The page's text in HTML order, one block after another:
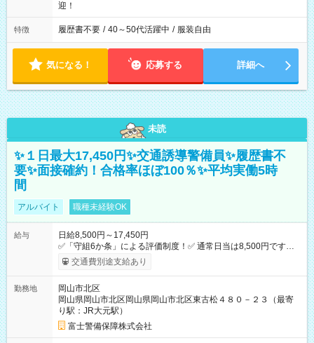
迎！
特徴 履歴書不要 / 40～50代活躍中 / 服装自由
気になる！ 応募する 詳細へ
未読
✨１日最大17,450円✨交通誘導警備員✨履歴書不
要✨面接確約！合格率ほぼ100％✨平均実働5時
間
アルバイト 職種未経験OK
給与
日給8,500円～17,450円
✅「守組6か条」による評価制度！✅ 通常日当は8,500円ですが
上記評価制度により「S級隊員」と認定されれば10,000円の日当
を支給します。 (1)上記勤務者が交通2級資格者の場合10,000円
14,375円 (3)上記現場が日祝深夜の場合 17,250円 (4)上記勤務
者が現場までの運転者の場合17,250+200円＝17,450円 -----------
------------------------------- *最高日当額 17,450円* （実働時間5
時間の場合、時給3,490円） ------------------------------------------ よ
り上位の資格取得やリーダー手当を取得すると ”さらに”加算さ
交通費別途支給あり
勤務地
岡山市北区
岡山県岡山市北区岡山県岡山市北区東古松４８０－２３（最寄
り駅：JR大元駅）
富士警備保障株式会社